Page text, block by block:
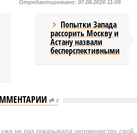
Отредактировано: 07.08.2026 11:09
Попытки Запада
рассорить Москву и
Астану назвали
бесперспективными
0
не раз показывала человечеству свой